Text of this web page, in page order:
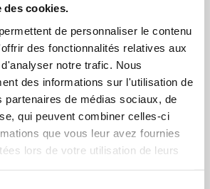
des cookies.
de personnaliser le contenu
des fonctionnalités relatives aux
notre trafic. Nous
des informations sur l'utilisation de
partenaires de médias sociaux, de
qui peuvent combiner celles-ci
que vous leur avez fournies
lors de votre utilisation de leurs
Zoom100%